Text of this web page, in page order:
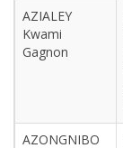
AZIALEY
Kwami
Gagnon
AZONGNIBO